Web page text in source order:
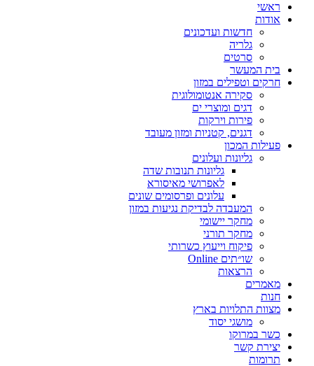
ראשי
אודות
חדשות ועדכונים
גלריה
סרטים
בית המעשר
חרקים וטפילים במזון
סקירה אנטומולוגית
דגים ומוצרי ים
פירות וירקות
דגנים, קטניות ומזון מעובד
פעילות המכון
גליונות ועלונים
גליונות תנובות שדה
לאפרושי מאיסורא
עלונים ופרסומים שונים
המעבדה לבדיקת נגיעות במזון
מחקר יישומי
מחקר תורני
פיקוח וייעוץ כשרותי
שו״תים Online
הרצאות
מאמרים
חנות
מצוות התלויות בארץ
מושגי יסוד
כשר במרוקו
יצירת קשר
תרומות